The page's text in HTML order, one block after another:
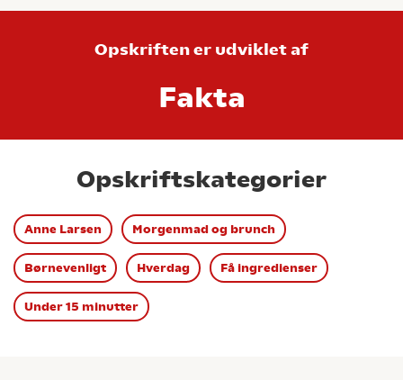
Opskriften er udviklet af
Fakta
Opskriftskategorier
Anne Larsen Morgenmad og brunch
Børnevenligt Hverdag Få ingredienser
Under 15 minutter